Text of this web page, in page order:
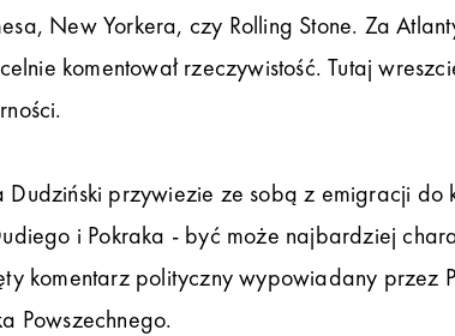
New Yorkera, czy Rolling Stone. Za
komentował rzeczywistość. Tutaj
Dudziński przywiezie ze sobą z emigracji
i Pokraka - być może najbardziej
komentarz polityczny wypowiadany przez
Powszechnego.